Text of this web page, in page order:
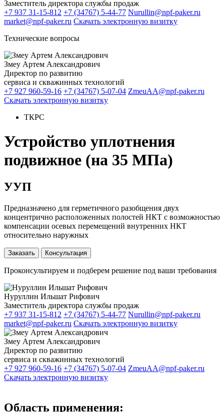
Заместитель директора службы продаж
+7 937 31-15-812 +7 (34767) 5-44-77 Nurullin@npf-paker.ru
market@npf-paker.ru Скачать электронную визитку
Технические вопросы
Змеу Артем Александрович
Директор по развитию
сервиса и скважинных технологий
+7 927 960-59-16 +7 (34767) 5-07-04 ZmeuAA@npf-paker.ru
Скачать электронную визитку
ТКРС
Устройство уплотнения
подвижное (на 35 МПа)
УУП
Предназначено для герметичного разобщения двух
концентрично расположенных полостей НКТ с возможностью
компенсации осевых перемещений внутренних НКТ
относительно наружных
Заказать Консультация
Проконсультируем и подберем решение под ваши требования
Нуруллин Ильшат Рифович
Заместитель директора службы продаж
+7 937 31-15-812 +7 (34767) 5-44-77 Nurullin@npf-paker.ru
market@npf-paker.ru Скачать электронную визитку
Змеу Артем Александрович
Директор по развитию
сервиса и скважинных технологий
+7 927 960-59-16 +7 (34767) 5-07-04 ZmeuAA@npf-paker.ru
Скачать электронную визитку
Область применения: